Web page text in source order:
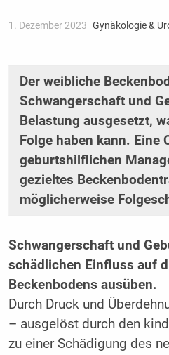
1. Dezember 2023 Gynäkologie &
Der weibliche
Schwangerschaft und
Belastung ausgesetzt,
Folge haben kann. Eine
geburtshilflichen
gezieltes
möglicherweise
Schwangerschaft und
schädlichen Einfluss auf
Beckenbodens ausüben.
Durch Druck und
– ausgelöst durch den
zu einer Schädigung des